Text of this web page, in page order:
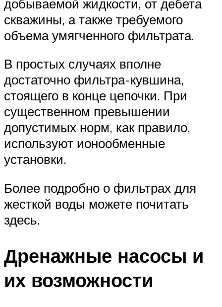
добываемой жидкости, от дебета
скважины, а также требуемого
объема умягченного фильтрата.
В простых случаях вполне
достаточно фильтра-кувшина,
стоящего в конце цепочки. При
существенном превышении
допустимых норм, как правило,
используют ионообменные
установки.
Более подробно о фильтрах для
жесткой воды можете почитать
здесь.
Дренажные насосы и
их возможности